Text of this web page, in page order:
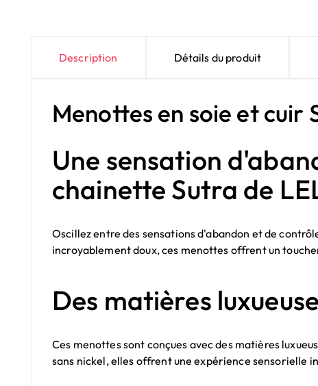
Description Détails du produit
Menottes en soie et cuir
Une sensation
chainette Sutra de
Oscillez entre des sensations d'abandon et de
incroyablement doux, ces menottes offrent un
Des matières
Ces menottes sont conçues avec des matières
sans nickel, elles offrent une expérience sensorielle